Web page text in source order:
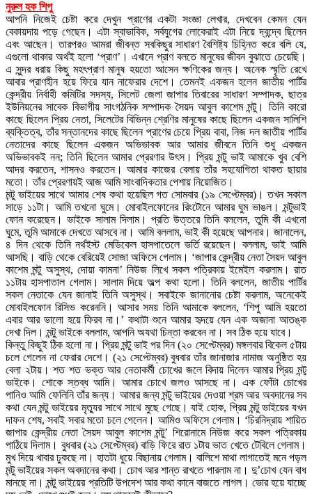
নুরুল হক শিপু
আপনি নিজেই চেষ্টা করে দেখুন প্রাণের একটা সংজ্ঞা লেখার, দেখবেন কেমন যেন
বেকায়দায় পড়ে গেছেন। এটা স্বাভাবিক, সর্বযুগের লোকেরাই এটা নিয়ে দ্বন্দ্বে ছিলেন
এবং আছেন। তারপরও আমরা জীবন্ত সবকিছুর সাধারণ বৈশিষ্ট্য চিহ্নিত করে বলি যে,
এগুলো থাকার অর্থই হলো ‘প্রাণ’। এখানে প্রাণ বলতে মানুষের জীবন বুঝাতে চেয়েছি।
এ সুন্দর ধরায় কিছু মহৎপ্রাণ মানুষ হয়তো আসেন ক্ষণিকের জন্য। অনেক স্মৃতি রেখে
আবার প্রাণহীন হয়ে ফিরে যান নাফেরার দেশে। তেমনই একজন হলেন জাতীয় পার্টির
কেন্দ্রীয় নির্বাহী কমিটির সদস্য, সিলেট জেলা জাপার তিবারের সাধারণ সম্পাদক, ছাত্র
ইউনিয়নের সাবেক বিভাগীয় সাংগঠনিক সম্পাদক সৈয়দ আবুল কাশেম মন্টু। তিনি কারো
কাছে ছিলেন প্রিয় নেতা, সিলেটের বিভিন্ন শ্রেণির মানুষের কাছে ছিলেন একজন সালিশি
ব্যক্তিত্ব, তাঁর সন্তানদের কাছে ছিলেন প্রাণের চেয়ে প্রিয় বাবা, নিজ দল জাতীয় পার্টির
নেতাদের কাছে ছিলেন একজন অভিভাবক আর আমার জীবনে তিনি শুধু একজন
অভিভাবকই নন; তিনি ছিলেন আমার প্রেরণার উৎস। প্রিয় মন্টু ভাই আমাকে খুব বেশি
আদর করতেন, শাসনও করতেন। আমার কাজের বেলায় তাঁর সহযোগিতা থাকত ছায়ার
মতো। তাঁর প্রেরণায়ই আজ আমি সাংবাদিকতার পেশায় নিয়োজিত।
মন্টু ভাইয়ের সাথে আমার শেষ কথা হয়েছিল গত সোমবার (১৯ সেপ্টেম্বর)। তখন সকাল
সাড়ে ১১টা। আমি তখনো ঘুমে। মোবাইলফোনের রিংটোনে আমার ঘুম ভাঙল। মন্টুভাই
ফোন করেছেন। ভাইকে সালাম দিলাম। প্রতি উত্তরে তিনি বললেন, তুমি কী এখনো
ঘুমে, তুমি আমাকে দেখতে আসবে না। আমি বললাম, ভাই কী হয়েছে আপনার। জানালেন,
৪ দিন থেকে তিনি নর্থইস্ট মেডিকেল হাসপাতেলে ভর্তি রয়েছেন। বললাম, ভাই আমি
আসছি। বাড়ি থেকে বেরিয়েই সোজা অফিসে গেলাম। ‘জাপার কেন্দ্রীয় নেতা সৈয়দ আবুল
কাশেম মন্টু অসুস্থ, দোয়া কামনা’ নিউজ লিখে সকল পত্রিকায় ইমেইল করলাম। রাত
১১টায় হাসপাতাল গেলাম। সালাম দিয়ে অল্প কথা হলো। তিনি বললেন, জাতীয় পার্টির
সকল নেতাকে যেন জানাই তিনি অসুস্থ। সবাইকে জানানোর চেষ্টা করলাম, অনেকেই
মোবাইলফোন রিসিভ করেননি। আসার সময় তিনি আমাকে বললেন, ‘শিপু আমি হয়তো
এবার আর ভালো হয়ে ফিরব না।’ কথাটা শুনে আমার হৃদয়ে যেন এক অজানা আতঙ্ক
দেখা দিল। মন্টু ভাইকে বললাম, আপনি অযথা চিন্তা করবেন না। সব ঠিক হয়ে যাবে।
কিন্তু কিছুই ঠিক হলো না। প্রিয় মন্টু ভাই পর দিন (২০ সেপ্টেম্বর) মঙ্গলবার বিকেল ৫টায়
চলে গেলেন না ফেরার দেশে। (২১ সেপ্টেম্বর) বুধবার তাঁর জানাজার নামাজ অনুষ্ঠিত হয়
বেলা ২টায়। শত শত ভক্ত আর নেতাকর্মী চোখের জলে বিদায় দিলেন আমার প্রিয় মন্টু
ভাইকে। শোকে স্তব্ধ আমি। আমার চোখে জলও আসছে না। এক ফোঁটা চোখের
পানিও আমি ফেলিনি তাঁর জন্য। আমার জন্য মন্টু ভাইয়ের দেওয়া শ্রম আর অবদানের সব
কথা যেন মন্টু ভাইয়ের মৃত্যুর সাথে সাথে মুছে গেছে। যাই হোক, প্রিয় মন্টু ভাইয়ের যখন
দাফন শেষ, সবাই সবার মতো চলে গেলেন। আমিও অফিসে গেলাম। ‘চিরনিদ্রায় শায়িত
জাপার কেন্দ্রীয় নেতা সৈয়দ আবুল কাশেম মন্টু’ শিরোনামে নিউজ করে সকল পত্রিকায়
পাঠিয়ে দিলাম। বুধবার (২১ সেপ্টেম্বর) বাড়ি ফিরে রাত ১টায় ভাত খেতে টেবিলে গেলাম।
মুখ দিয়ে খাবার ঢুকছে না। হাতটা ধুয়ে বিছানায় গেলাম। বালিশে মাথা লাগাতেই মনে পড়ল
মন্টু ভাইয়ের সকল অবদানের কথা। চোখ আর শান্ত রাখতে পারলাম না। দু’চোখ যেন বাধ
মানছে না। মন্টু ভাইয়ের প্রতিটি উপদেশ আর কথা কানে বাজতে লাগল। ভোর হয়ে যাচ্ছে